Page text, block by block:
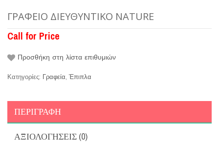
ΓΡΑΦΕΊΟ ΔΙΕΥΘΥΝΤΙΚΌ NATURE
Call for Price
Προσθήκη στη λίστα επιθυμιών
Κατηγορίες: Γραφεία, Έπιπλα
ΠΕΡΙΓΡΑΦΉ
ΑΞΙΟΛΟΓΉΣΕΙΣ (0)